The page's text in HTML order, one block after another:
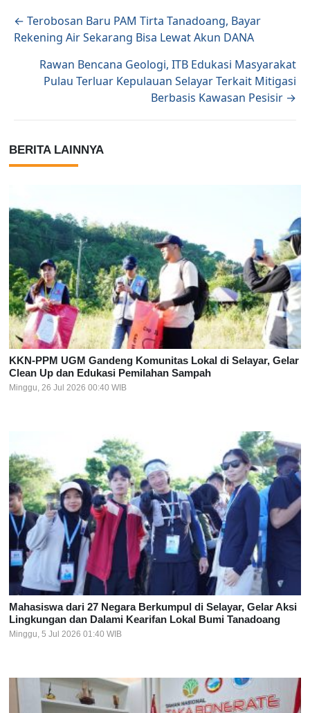
Posts navigation
← Terobosan Baru PAM Tirta Tanadoang, Bayar
Rekening Air Sekarang Bisa Lewat Akun DANA
Rawan Bencana Geologi, ITB Edukasi Masyarakat
Pulau Terluar Kepulauan Selayar Terkait Mitigasi
Berbasis Kawasan Pesisir →
BERITA LAINNYA
KKN-PPM UGM Gandeng Komunitas Lokal di Selayar, Gelar
Clean Up dan Edukasi Pemilahan Sampah
Minggu, 26 Jul 2026 00:40 WIB
Mahasiswa dari 27 Negara Berkumpul di Selayar, Gelar Aksi
Lingkungan dan Dalami Kearifan Lokal Bumi Tanadoang
Minggu, 5 Jul 2026 01:40 WIB